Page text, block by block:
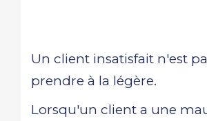
Un client insatisfait n'est
prendre à la légère.
Lorsqu'un client a une